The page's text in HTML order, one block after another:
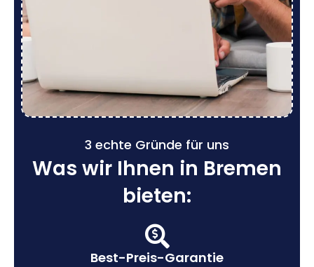
3 echte Gründe für uns
Was wir Ihnen in Bremen
bieten:
Best-Preis-Garantie